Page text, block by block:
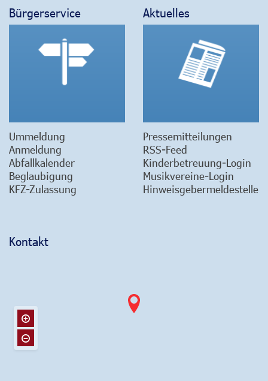
Bürgerservice
Ummeldung
Anmeldung
Abfallkalender
Beglaubigung
KFZ-Zulassung
Aktuelles
Pressemitteilungen
RSS-Feed
Kinderbetreuung-Login
Musikvereine-Login
Hinweisgebermeldestelle
Kontakt